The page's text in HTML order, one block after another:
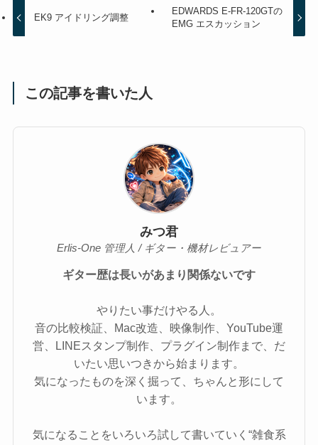
EK9 アイドリング調整
EDWARDS E-FR-120GTの
EMG エスカッション
この記事を書いた人
みつ君
Erlis-One 管理人 / ギター・機材レビュアー
ギター歴は長いがあまり関係ないです
やりたい事だけやる人。
音の比較検証、Mac改造、映像制作、YouTube運
営、LINEスタンプ制作、プラグイン制作まで、だ
いたい思いつきから始まります。
気になったものを深く掘って、ちゃんと形にして
います。
気になることをいろいろ試して書いていく“雑食系